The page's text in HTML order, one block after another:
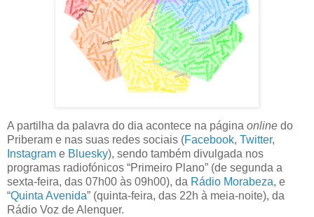
A partilha da palavra do dia acontece na página online do
Priberam e nas suas redes sociais (Facebook, Twitter,
Instagram e Bluesky), sendo também divulgada nos
programas radiofónicos “Primeiro Plano” (de segunda a
sexta-feira, das 07h00 às 09h00), da Rádio Morabeza, e
“Quinta Avenida” (quinta-feira, das 22h à meia-noite), da
Rádio Voz de Alenquer.